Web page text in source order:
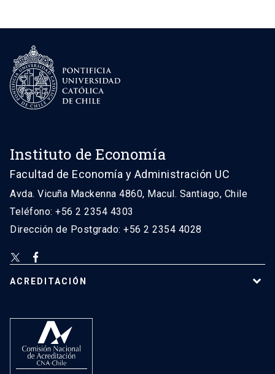
Instituto de Economía
Facultad de Economía y Administración UC
Avda. Vicuña Mackenna 4860, Macul. Santiago, Chile
Teléfono: +56 2 2354 4303
Dirección de Postgrado: +56 2 2354 4028
ACREDITACIÓN